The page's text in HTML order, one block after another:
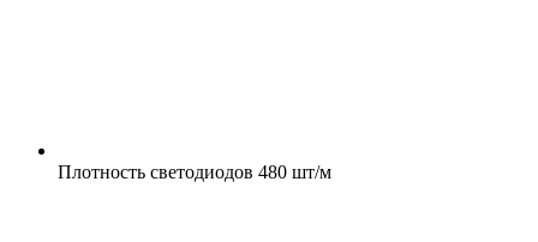
Плотность светодиодов 480 шт/м